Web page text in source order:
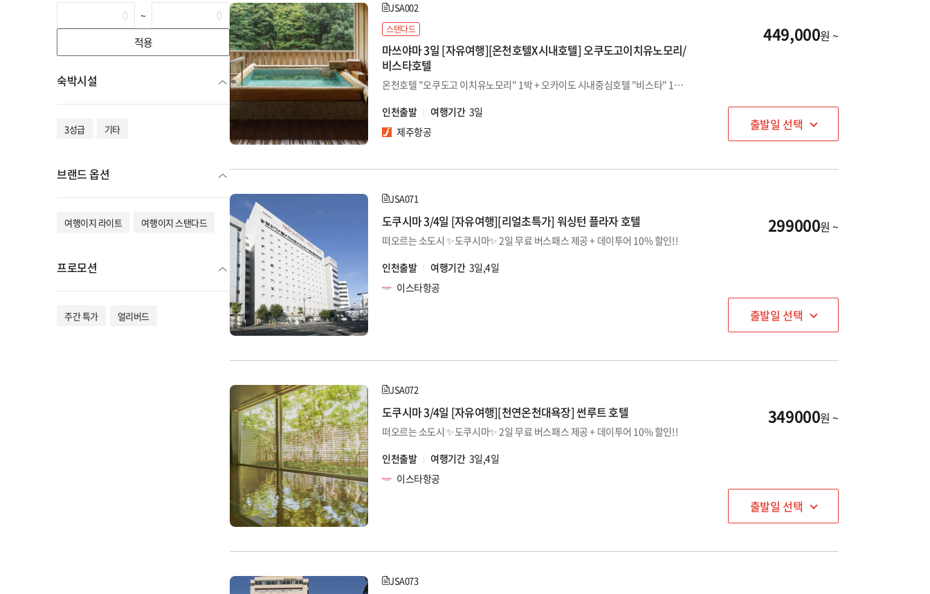
~
적용
숙박시설
3성급 기타
브랜드 옵션
여행이지 라이트 여행이지 스탠다드
프로모션
주간 특가 얼리버드
JSA002
스탠다드
마쓰야마 3일 [자유여행][온천호텔X시내호텔] 오쿠도고이치유노모리/
비스타호텔
온천호텔 "오쿠도고 이치유노모리" 1박 + 오카이도 시내중심호텔 "비스타" 1박으로 마쓰야마 완벽 정복
인천출발
여행기간 3일
제주항공
449,000원 ~
출발일 선택
JSA071
도쿠시마 3/4일 [자유여행][리얼초특가] 워싱턴 플라자 호텔
떠오르는 소도시 ✨도쿠시마✨ 2일 무료 버스패스 제공 + 데이투어 10% 할인!!
인천출발
여행기간 3일,4일
이스타항공
299000원 ~
출발일 선택
JSA072
도쿠시마 3/4일 [자유여행][천연온천대욕장] 썬루트 호텔
떠오르는 소도시 ✨도쿠시마✨ 2일 무료 버스패스 제공 + 데이투어 10% 할인!!
인천출발
여행기간 3일,4일
이스타항공
349000원 ~
출발일 선택
JSA073